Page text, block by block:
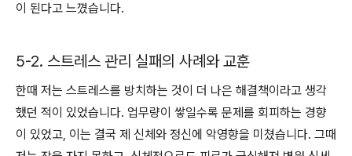
이 된다고 느꼈습니다.
5-2. 스트레스 관리 실패의 사례와 교훈
한때 저는 스트레스를 방치하는 것이 더 나은 해결책이라고 생각
했던 적이 있었습니다. 업무량이 쌓일수록 문제를 회피하는 경향
이 있었고, 이는 결국 제 신체와 정신에 악영향을 미쳤습니다. 그때